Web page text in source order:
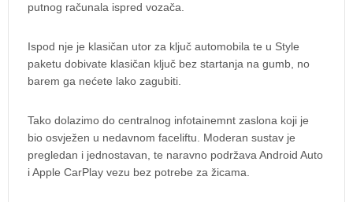
putnog računala ispred vozača.
Ispod nje je klasičan utor za ključ automobila te u Style
paketu dobivate klasičan ključ bez startanja na gumb, no
barem ga nećete lako zagubiti.
Tako dolazimo do centralnog infotainemnt zaslona koji je
bio osvježen u nedavnom faceliftu. Moderan sustav je
pregledan i jednostavan, te naravno podržava Android Auto
i Apple CarPlay vezu bez potrebe za žicama.